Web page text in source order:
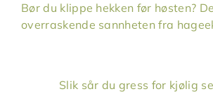
Bør du klippe hekken før høsten?
overraskende sannheten fra
Slik sår du gress for kjølig